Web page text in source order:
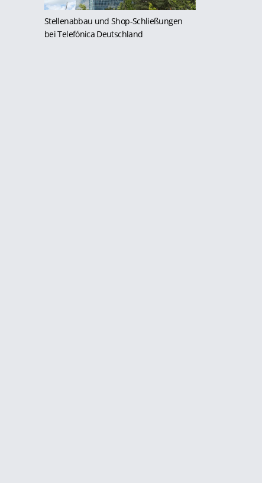
Stellenabbau und Shop-Schließungen
bei Telefónica Deutschland